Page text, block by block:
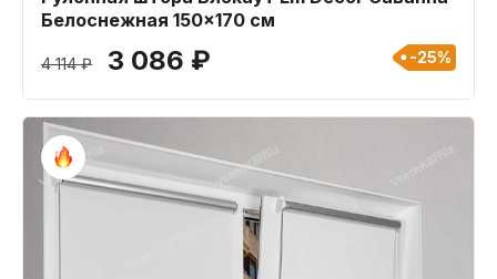
Белоснежная 150x170 см
4 114 ₽ 3 086 ₽ -25%